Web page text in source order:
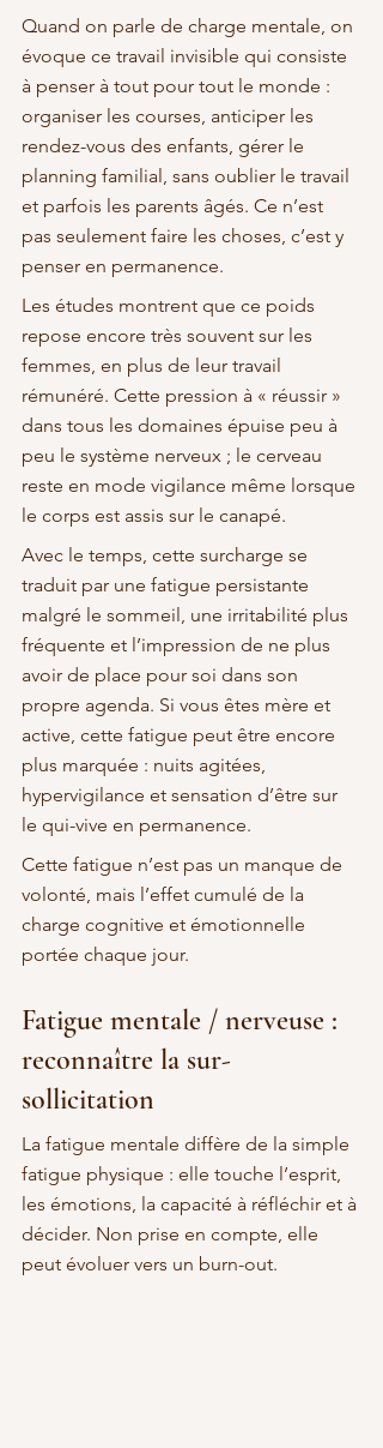
Quand on parle de charge mentale, on
évoque ce travail invisible qui consiste
à penser à tout pour tout le monde :
organiser les courses, anticiper les
rendez-vous des enfants, gérer le
planning familial, sans oublier le travail
et parfois les parents âgés. Ce n’est
pas seulement faire les choses, c’est y
penser en permanence.
Les études montrent que ce poids
repose encore très souvent sur les
femmes, en plus de leur travail
rémunéré. Cette pression à « réussir »
dans tous les domaines épuise peu à
peu le système nerveux ; le cerveau
reste en mode vigilance même lorsque
le corps est assis sur le canapé.
Avec le temps, cette surcharge se
traduit par une fatigue persistante
malgré le sommeil, une irritabilité plus
fréquente et l’impression de ne plus
avoir de place pour soi dans son
propre agenda. Si vous êtes mère et
active, cette fatigue peut être encore
plus marquée : nuits agitées,
hypervigilance et sensation d’être sur
le qui-vive en permanence.
Cette fatigue n’est pas un manque de
volonté, mais l’effet cumulé de la
charge cognitive et émotionnelle
portée chaque jour.
Fatigue mentale / nerveuse :
reconnaître la sur-
sollicitation
La fatigue mentale diffère de la simple
fatigue physique : elle touche l’esprit,
les émotions, la capacité à réfléchir et à
décider. Non prise en compte, elle
peut évoluer vers un burn-out.